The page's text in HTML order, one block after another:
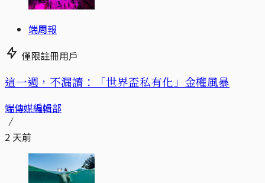
端周報
僅限註冊用戶
這一週，不漏讀：「世界盃私有化」金權風暴
端傳媒編輯部
2 天前